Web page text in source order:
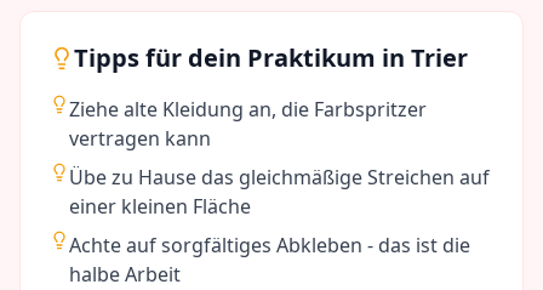
Tipps für dein Praktikum in Trier
Ziehe alte Kleidung an, die Farbspritzer
vertragen kann
Übe zu Hause das gleichmäßige Streichen auf
einer kleinen Fläche
Achte auf sorgfältiges Abkleben - das ist die
halbe Arbeit